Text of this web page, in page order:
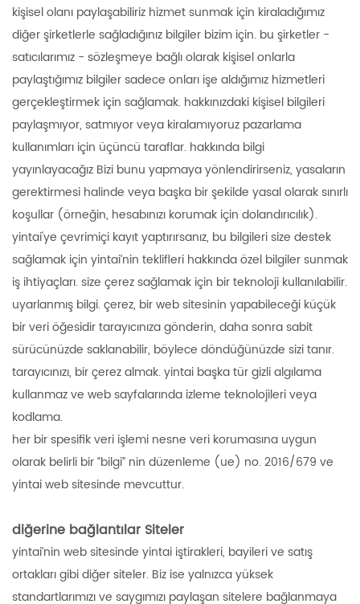
kişisel olanı paylaşabiliriz hizmet sunmak için kiraladığımız
diğer şirketlerle sağladığınız bilgiler bizim için. bu şirketler -
satıcılarımız - sözleşmeye bağlı olarak kişisel onlarla
paylaştığımız bilgiler sadece onları işe aldığımız hizmetleri
gerçekleştirmek için sağlamak. hakkınızdaki kişisel bilgileri
paylaşmıyor, satmıyor veya kiralamıyoruz pazarlama
kullanımları için üçüncü taraflar. hakkında bilgi
yayınlayacağız Bizi bunu yapmaya yönlendirirseniz, yasaların
gerektirmesi halinde veya başka bir şekilde yasal olarak sınırlı
koşullar (örneğin, hesabınızı korumak için dolandırıcılık).
yintai'ye çevrimiçi kayıt yaptırırsanız, bu bilgileri size destek
sağlamak için yintai’nin teklifleri hakkında özel bilgiler sunmak
iş ihtiyaçları. size çerez sağlamak için bir teknoloji kullanılabilir.
uyarlanmış bilgi. çerez, bir web sitesinin yapabileceği küçük
bir veri öğesidir tarayıcınıza gönderin, daha sonra sabit
sürücünüzde saklanabilir, böylece döndüğünüzde sizi tanır.
tarayıcınızı, bir çerez almak. yintai başka tür gizli algılama
kullanmaz ve web sayfalarında izleme teknolojileri veya
kodlama.
her bir spesifik veri işlemi nesne veri korumasına uygun
olarak belirli bir “bilgi” nin düzenleme (ue) no. 2016/679 ve
yintai web sitesinde mevcuttur.
diğerine bağlantılar Siteler
yintai’nin web sitesinde yintai iştirakleri, bayileri ve satış
ortakları gibi diğer siteler. Biz ise yalnızca yüksek
standartlarımızı ve saygımızı paylaşan sitelere bağlanmaya